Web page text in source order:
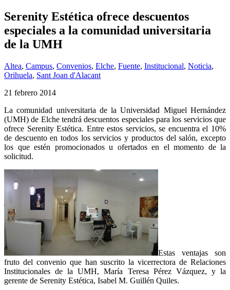
Serenity Estética ofrece descuentos
especiales a la comunidad universitaria
de la UMH
Altea, Campus, Convenios, Elche, Fuente, Institucional, Noticia,
Orihuela, Sant Joan d'Alacant
21 febrero 2014
La comunidad universitaria de la Universidad Miguel Hernández
(UMH) de Elche tendrá descuentos especiales para los servicios que
ofrece Serenity Estética. Entre estos servicios, se encuentra el 10%
de descuento en todos los servicios y productos del salón, excepto
los que estén promocionados u ofertados en el momento de la
solicitud.
Estas ventajas son
fruto del convenio que han suscrito la vicerrectora de Relaciones
Institucionales de la UMH, María Teresa Pérez Vázquez, y la
gerente de Serenity Estética, Isabel M. Guillén Quiles.